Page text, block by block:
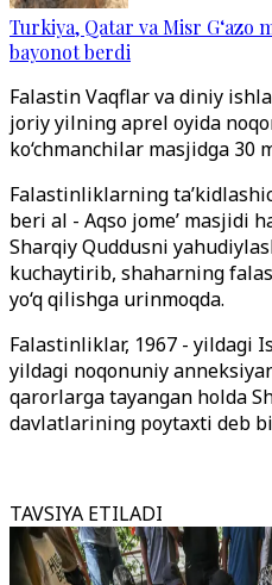
Turkiya, Qatar va Misr G‘azo
bayonot berdi
Falastin Vaqflar va diniy
joriy yilning aprel oyida
ko‘chmanchilar masjidga
Falastinliklarning
beri al - Aqso jome’ masjidi
Sharqiy Quddusni
kuchaytirib, shaharning
yo‘q qilishga urinmoqda.
Falastinliklar, 1967 - yildagi
yildagi noqonuniy
qarorlarga tayangan holda
davlatlarining poytaxti deb
TAVSIYA ETILADI